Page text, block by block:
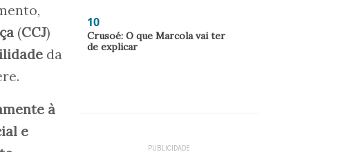
(CCJ)
da
à
e
10
Crusoé: O que Marcola vai ter
de explicar